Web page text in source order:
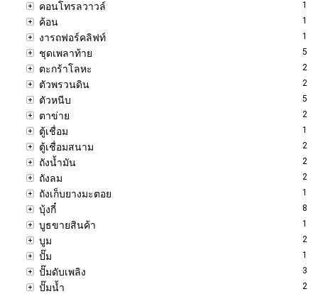
คอนโทรลวาวล์ 1
ค้อน 1
งารถฟอร์คลิฟท์ 1
ชุดเพลาท้าย 5
ตะกร้าโลหะ 2
ตัวพรวนดิน 2
ตัวหนีบ 5
ตาข่าย 2
ตู้เชื่อม 1
ตู้เชื่อมสนาม 2
ถังน้ำมัน 2
ถังลม 2
ถังเก็บยางมะตอย 1
บุ้งกี๋ 8
บูธขายสินค้า 1
บูม 2
ปั๊ม 1
ปั๊มดับเพลิง 3
ปั๊มน้ำ 2